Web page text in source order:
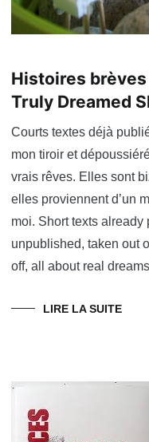
Histoires
Truly Dreamed
Courts textes déjà
mon tiroir et
vrais rêves. Elles sont
elles proviennent d’un
moi. Short texts already
unpublished, taken out
off, all about real
LIRE LA SUITE